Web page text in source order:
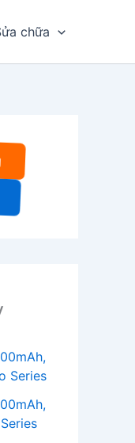
chữa
Series